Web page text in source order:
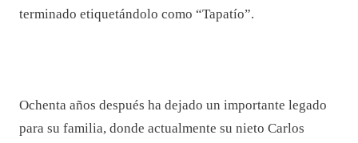
terminado etiquetándolo como “Tapatío”.
Ochenta años después ha dejado un importante legado
para su familia, donde actualmente su nieto Carlos